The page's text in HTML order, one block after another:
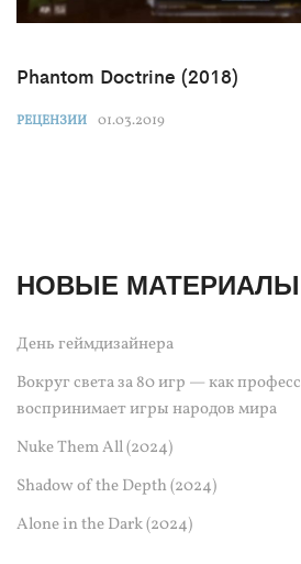
Phantom Doctrine (2018)
РЕЦЕНЗИИ 01.03.2019
НОВЫЕ МАТЕРИАЛЫ
День геймдизайнера
Вокруг света за 80 игр — как
воспринимает игры народов мира
Nuke Them All (2024)
Shadow of the Depth (2024)
Alone in the Dark (2024)